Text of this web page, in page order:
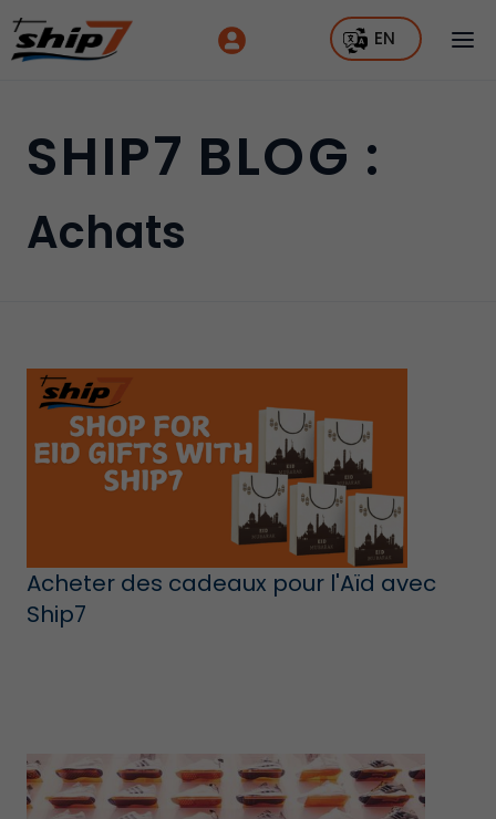
EN
SHIP7 BLOG :
Achats
Acheter des cadeaux pour l'Aïd avec
Ship7